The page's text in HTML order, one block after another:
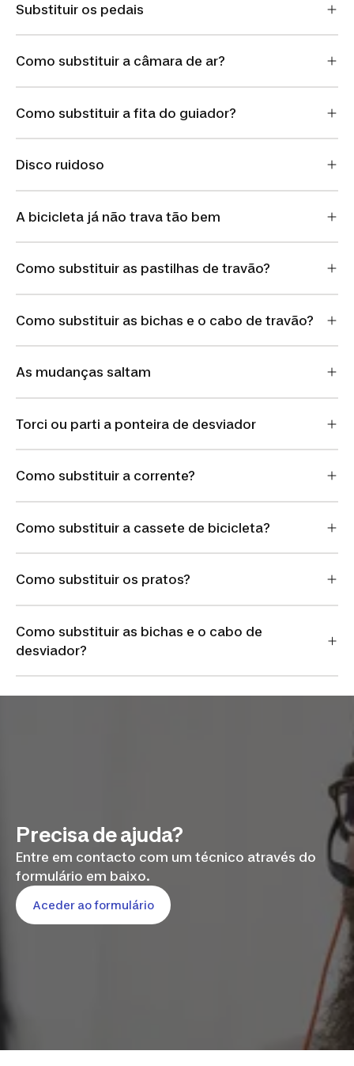
Substituir os pedais
Como substituir a câmara de ar?
Como substituir a fita do guiador?
Disco ruidoso
A bicicleta já não trava tão bem
Como substituir as pastilhas de travão?
Como substituir as bichas e o cabo de travão?
As mudanças saltam
Torci ou parti a ponteira de desviador
Como substituir a corrente?
Como substituir a cassete de bicicleta?
Como substituir os pratos?
Como substituir as bichas e o cabo de
desviador?
Precisa de ajuda?
Entre em contacto com um técnico através do
formulário em baixo.
Aceder ao formulário